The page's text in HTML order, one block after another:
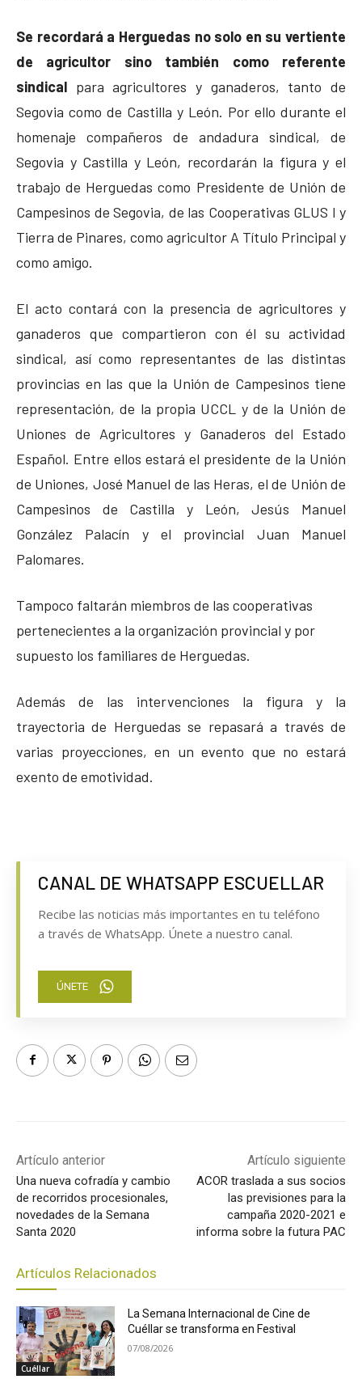
Se recordará a Herguedas no solo en su vertiente
de agricultor sino también como referente
sindical para agricultores y ganaderos, tanto de
Segovia como de Castilla y León. Por ello durante el
homenaje compañeros de andadura sindical, de
Segovia y Castilla y León, recordarán la figura y el
trabajo de Herguedas como Presidente de Unión de
Campesinos de Segovia, de las Cooperativas GLUS I y
Tierra de Pinares, como agricultor A Título Principal y
como amigo.
El acto contará con la presencia de agricultores y
ganaderos que compartieron con él su actividad
sindical, así como representantes de las distintas
provincias en las que la Unión de Campesinos tiene
representación, de la propia UCCL y de la Unión de
Uniones de Agricultores y Ganaderos del Estado
Español. Entre ellos estará el presidente de la Unión
de Uniones, José Manuel de las Heras, el de Unión de
Campesinos de Castilla y León, Jesús Manuel
González Palacín y el provincial Juan Manuel
Palomares.
Tampoco faltarán miembros de las cooperativas
pertenecientes a la organización provincial y por
supuesto los familiares de Herguedas.
Además de las intervenciones la figura y la
trayectoria de Herguedas se repasará a través de
varias proyecciones, en un evento que no estará
exento de emotividad.
CANAL DE WHATSAPP ESCUELLAR
Recibe las noticias más importantes en tu teléfono
a través de WhatsApp. Únete a nuestro canal.
ÚNETE
Artículo anterior
Una nueva cofradía y cambio
de recorridos procesionales,
novedades de la Semana
Santa 2020
Artículo siguiente
ACOR traslada a sus socios
las previsiones para la
campaña 2020-2021 e
informa sobre la futura PAC
Artículos Relacionados
Cuéllar
La Semana Internacional de Cine de
Cuéllar se transforma en Festival
07/08/2026